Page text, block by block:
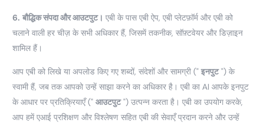
6. बौद्धिक संपदा और आउटपुट। एबी के पास एबी ऐप, एबी प्लेटफ़ॉर्म और एबी को
चलाने वाली हर चीज़ के सभी अधिकार हैं, जिसमें तकनीक, सॉफ़्टवेयर और डिज़ाइन
शामिल हैं।
आप एबी को लिखे या अपलोड किए गए शब्दों, संदेशों और सामग्री ("इनपुट") के
स्वामी हैं, जब तक आपको उन्हें साझा करने का अधिकार है। एबी का AI आपके इनपुट
के आधार पर प्रतिक्रियाएँ ("आउटपुट") उत्पन्न करता है। एबी का उपयोग करके,
आप हमें एआई प्रशिक्षण और विश्लेषण सहित एबी की सेवाएँ प्रदान करने और उन्हें